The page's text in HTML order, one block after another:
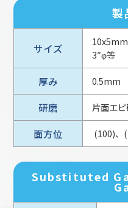
製
サイズ
3″φ等
厚み 0.5mm
研磨 片面エ
面方位 (100)、
Substituted